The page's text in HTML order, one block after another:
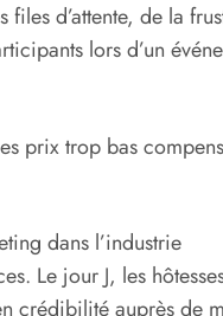
d’attente, de la
lors d’un
prix trop bas
dans l’industrie
Le jour J, les
crédibilité auprès de